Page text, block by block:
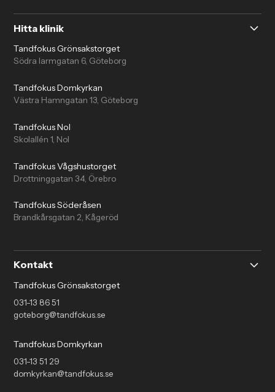
Hitta klinik
Tandfokus Grönsakstorget
Södra larmgatan 6, Göteborg
Tandfokus Domkyrkan
Västra Hamngatan 13, Göteborg
Tandfokus Nol
Skolallén 1, Nol
Tandfokus Vågshustorget
Drottninggatan 34, Örebro
Tandfokus Söderåsen
Brandkårsgatan 2, Kågeröd
Kontakt
Tandfokus Grönsakstorget
goteborg@tandfokus.se
031-13 86 51
Tandfokus Domkyrkan
domkyrkan@tandfokus.se
031-13 51 29